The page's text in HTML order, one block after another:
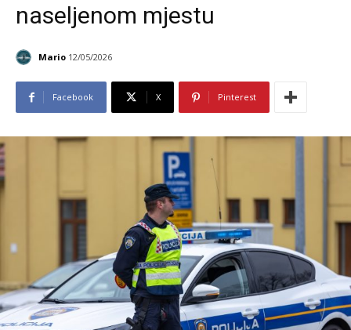
naseljenom mjestu
Mario 12/05/2026
Facebook X Pinterest